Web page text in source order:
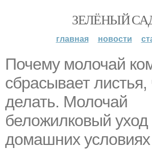
ЗЕЛЁНЫЙ
главная новости
Почему молочай
сбрасывает листья,
делать. Молочай
беложилковый уход
домашних условиях